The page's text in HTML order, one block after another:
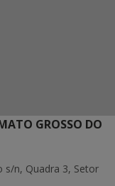
GROSSO DO
s/n, Quadra 3, Setor